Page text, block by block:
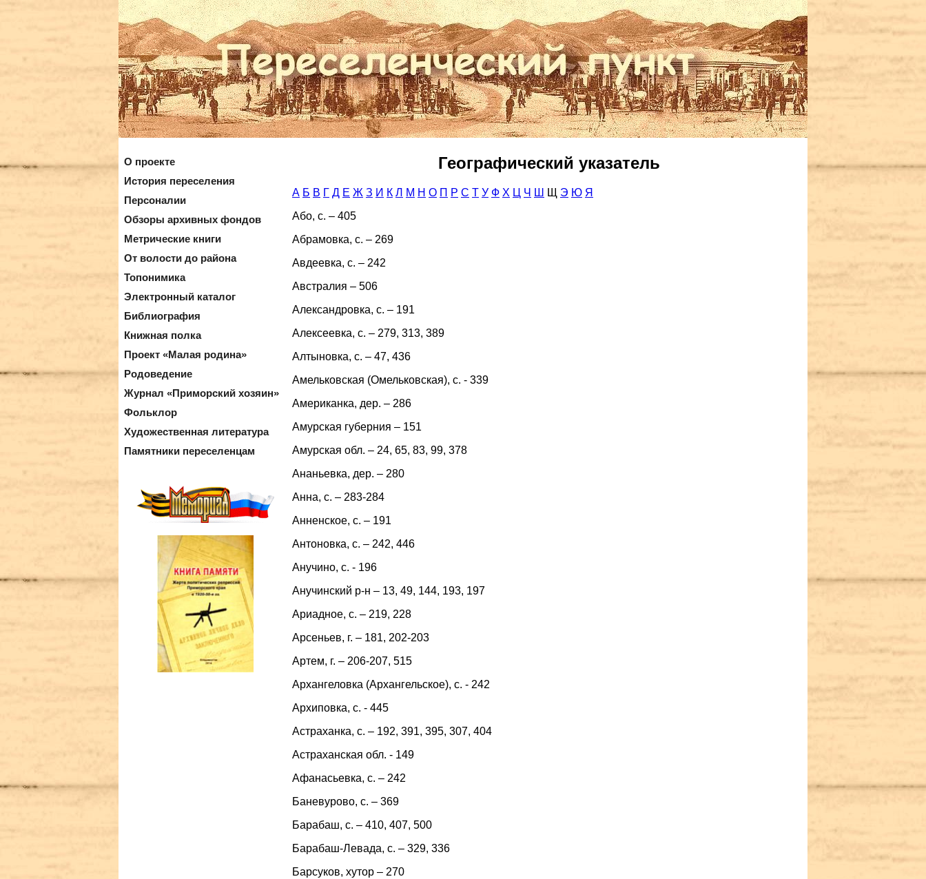
О проекте
История переселения
Персоналии
Обзоры архивных фондов
Метрические книги
От волости до района
Топонимика
Электронный каталог
Библиография
Книжная полка
Проект «Малая родина»
Родоведение
Журнал «Приморский хозяин»
Фольклор
Художественная литература
Памятники переселенцам
Географический указатель
А Б В Г Д Е Ж З И К Л М Н О П Р С Т У Ф Х Ц Ч Ш Щ Э Ю Я
Або, с. – 405
Абрамовка, с. – 269
Авдеевка, с. – 242
Австралия – 506
Александровка, с. – 191
Алексеевка, с. – 279, 313, 389
Алтыновка, с. – 47, 436
Амельковская (Омельковская), с. - 339
Американка, дер. – 286
Амурская губерния – 151
Амурская обл. – 24, 65, 83, 99, 378
Ананьевка, дер. – 280
Анна, с. – 283-284
Анненское, с. – 191
Антоновка, с. – 242, 446
Анучино, с. - 196
Анучинский р-н – 13, 49, 144, 193, 197
Ариадное, с. – 219, 228
Арсеньев, г. – 181, 202-203
Артем, г. – 206-207, 515
Архангеловка (Архангельское), с. - 242
Архиповка, с. - 445
Астраханка, с. – 192, 391, 395, 307, 404
Астраханская обл. - 149
Афанасьевка, с. – 242
Баневурово, с. – 369
Барабаш, с. – 410, 407, 500
Барабаш-Левада, с. – 329, 336
Барсуков, хутор – 270